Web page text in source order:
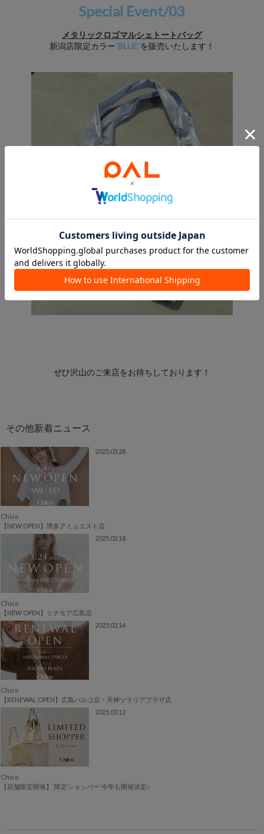
Special Event/03
メタリックロゴマルシェトートバッグ
新潟店限定カラー¨BLUE¨を販売いたします！
ぜひ沢山のご来店をお待ちしております！
2025.03.28
Chico
【NEW OPEN】博多アミュエスト店
2025.03.18
Chico
【NEW OPEN】ミナモア広島店
2025.03.14
Chico
【RENEWAL OPEN】広島パルコ店・天神ソラリアプラザ店
2025.03.12
Chico
【店舗限定開催】¨限定ショッパー¨今年も開催決定♪